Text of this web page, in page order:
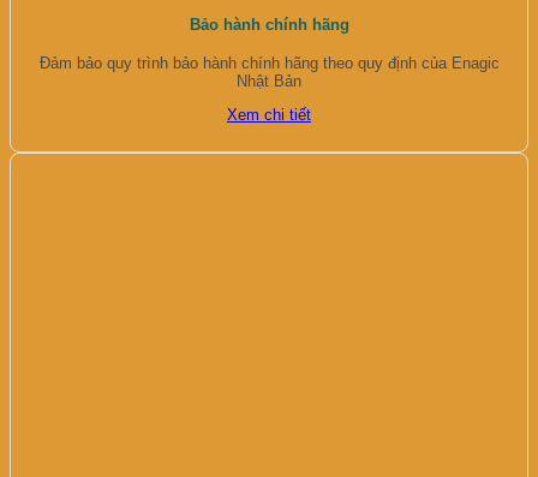
Bảo hành chính hãng
Đảm bảo quy trình bảo hành chính hãng theo quy định của Enagic
Nhật Bản
Xem chi tiết